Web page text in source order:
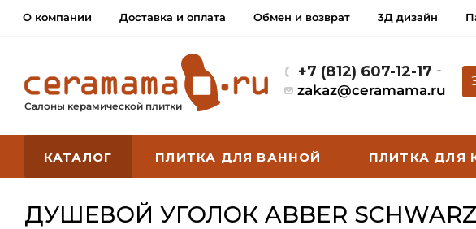
О компании Доставка и оплата Обмен и возврат 3Д дизайн
Салоны керамической плитки
+7 (812) 607-12-17
zakaz@ceramama.ru
КАТАЛОГ ПЛИТКА ДЛЯ ВАННОЙ ПЛИТКА ДЛЯ
ДУШЕВОЙ УГОЛОК ABBER